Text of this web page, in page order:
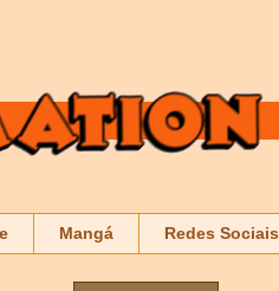
Mangá Redes Sociais